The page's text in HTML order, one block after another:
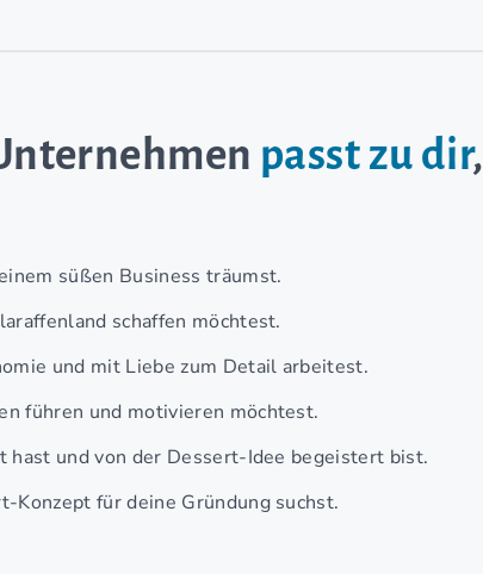
passt zu dir,
süßen Business träumst.
schaffen möchtest.
und mit Liebe zum Detail arbeitest.
führen und motivieren möchtest.
und von der Dessert-Idee begeistert bist.
Konzept für deine Gründung suchst.